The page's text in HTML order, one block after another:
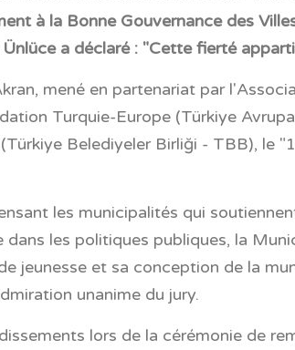
à la Bonne Gouvernance des
Ünlüce a déclaré : "Cette fierté
mené en partenariat par
Turquie-Europe (Türkiye
Belediyeler Birliği - TBB), le
les municipalités qui
les politiques publiques, la
jeunesse et sa conception de la
unanime du jury.
lors de la cérémonie de